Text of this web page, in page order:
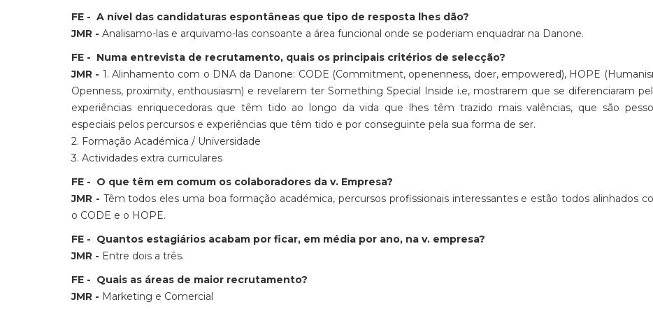
FE - A nível das candidaturas espontâneas que tipo de resposta lhes dão?
JMR - Analisamo-las e arquivamo-las consoante a área funcional onde se poderiam enquadrar na Danone.
FE - Numa entrevista de recrutamento, quais os principais critérios de selecção?
JMR - 1. Alinhamento com o DNA da Danone: CODE (Commitment, openenness, doer, empowered), HOPE
Openness, proximity, enthousiasm) e revelarem ter Something Special Inside i.e, mostrarem que se diferenciaram
experiências enriquecedoras que têm tido ao longo da vida que lhes têm trazido mais valências, que são
especiais pelos percursos e experiências que têm tido e por conseguinte pela sua forma de ser.
2. Formação Académica / Universidade
3. Actividades extra curriculares
FE - O que têm em comum os colaboradores da v. Empresa?
JMR - Têm todos eles uma boa formação académica, percursos profissionais interessantes e estão todos alinhados
o CODE e o HOPE.
FE - Quantos estagiários acabam por ficar, em média por ano, na v. empresa?
JMR - Entre dois a três.
FE - Quais as áreas de maior recrutamento?
JMR - Marketing e Comercial